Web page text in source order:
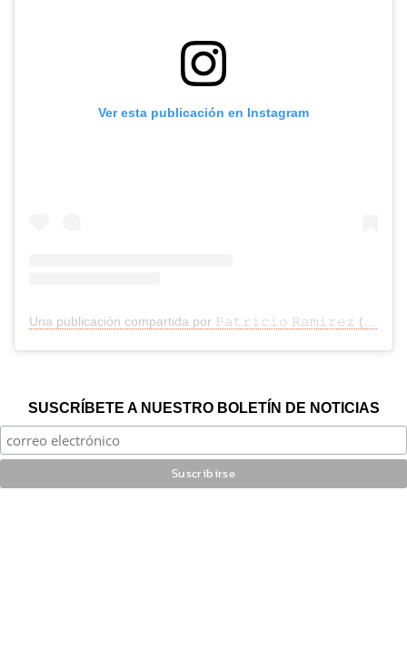
Ver esta publicación en Instagram
SUSCRÍBETE A NUESTRO BOLETÍN DE NOTICIAS